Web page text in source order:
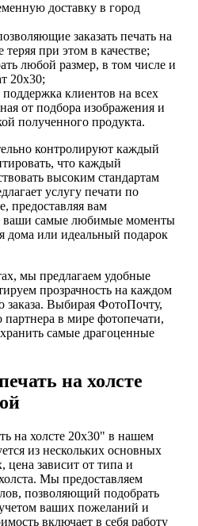
доставку в город
заказать печать на
теряя при этом в качестве;
любой размер, в том числе и
20х30;
клиентов на всех
от подбора изображения и
полученного продукта.
контролируют каждый
что каждый
высоким стандартам
услугу печати по
предоставляя вам
ваши самые любимые моменты
дома или идеальный подарок
мы предлагаем удобные
прозрачность на каждом
Выбирая ФотоПочту,
в мире фотопечати,
самые драгоценные
на холсте
на холсте 20х30" в нашем
из нескольких основных
зависит от типа и
Мы предоставляем
позволяющий подобрать
ваших пожеланий и
включает в себя работу